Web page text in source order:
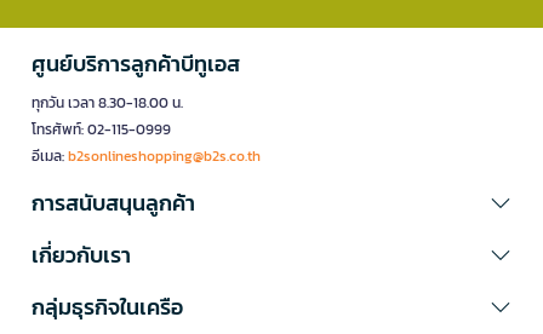
ศูนย์บริการลูกค้าบีทูเอส
ทุกวัน เวลา 8.30-18.00 น.
โทรศัพท์: 02-115-0999
อีเมล:b2sonlineshopping@b2s.co.th
การสนับสนุนลูกค้า
เกี่ยวกับเรา
กลุ่มธุรกิจในเครือ